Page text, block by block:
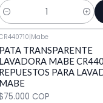
|Mabe
TRANSPARENTE
MABE
PARA
COP